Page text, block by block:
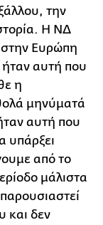
την
Η ΝΔ
στην Ευρώπη
ήταν αυτή που
η
μηνύματά
αυτή που
υπάρξει
από το
μάλιστα
και δεν